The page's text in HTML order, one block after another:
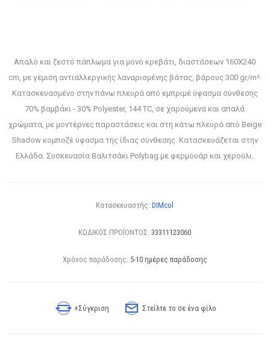
Απαλό και ζεστό πάπλωμα για μονό κρεβάτι, διαστάσεων 160Χ240
cm, με γέμιση αντιαλλεργικής λαναρισμένης βάτας, βάρους 300 gr/m².
Κατασκευασμένo στην πάνω πλευρά από εμπριμέ ύφασμα σύνθεσης
70% βαμβάκι - 30% Polyester, 144 TC, σε χαρούμενα και απαλά
χρώματα, με μοντέρνες παραστάσεις και στη κάτω πλευρά από Beige
Shadow κομποζέ ύφασμα της ίδιας σύνθεσης. Κατασκευάζεται στην
Ελλάδα. Συσκευασία Βαλιτσάκι Polybag με φερμουάρ και χερούλι.
Κατασκευαστής: DIMcol
ΚΩΔΙΚΟΣ ΠΡΟΪΟΝΤΟΣ: 33311123060
Χρόνος παράδοσης: 5-10 ημέρες παράδοσης
+Σύγκριση Στείλτε το σε ένα φίλο